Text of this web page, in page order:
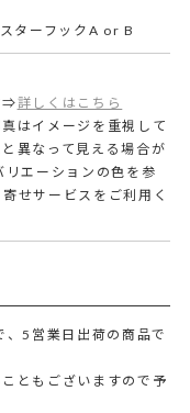
ターフックA or B
⇒詳しくはこちら
はイメージを重視して
異なって見える場合が
リエーションの色を参
せサービスをご利用く
5営業日出荷の商品で
ともございますので予